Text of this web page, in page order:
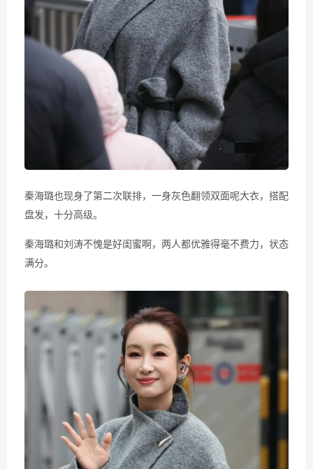
秦海璐也现身了第二次联排，一身灰色翻领双面呢大衣，搭配
盘发，十分高级。
秦海璐和刘涛不愧是好闺蜜啊，两人都优雅得毫不费力，状态
满分。